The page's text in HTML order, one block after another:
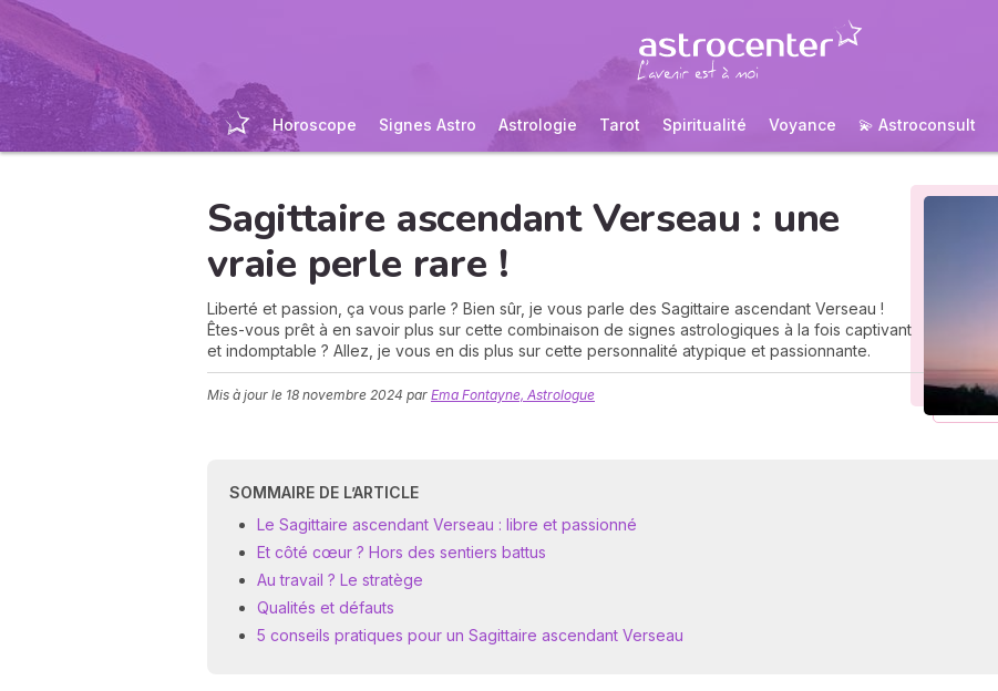
Horoscope Signes Astro Astrologie Tarot Spiritualité Voyance 💫 Astroconsult
Sagittaire ascendant Verseau : une
vraie perle rare !
Liberté et passion, ça vous parle ? Bien sûr, je vous parle des Sagittaire ascendant Verseau !
Êtes-vous prêt à en savoir plus sur cette combinaison de signes astrologiques à la fois captivant
et indomptable ? Allez, je vous en dis plus sur cette personnalité atypique et passionnante.
Mis à jour le 18 novembre 2024 par Ema Fontayne, Astrologue
SOMMAIRE DE L’ARTICLE
Le Sagittaire ascendant Verseau : libre et passionné
Et côté cœur ? Hors des sentiers battus
Au travail ? Le stratège
Qualités et défauts
5 conseils pratiques pour un Sagittaire ascendant Verseau